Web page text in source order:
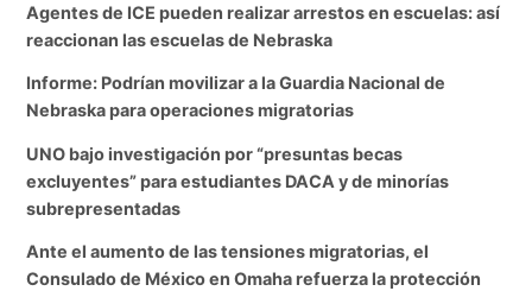
Agentes de ICE pueden realizar arrestos en escuelas: así
reaccionan las escuelas de Nebraska
Informe: Podrían movilizar a la Guardia Nacional de
Nebraska para operaciones migratorias
UNO bajo investigación por “presuntas becas
excluyentes” para estudiantes DACA y de minorías
subrepresentadas
Ante el aumento de las tensiones migratorias, el
Consulado de México en Omaha refuerza la protección